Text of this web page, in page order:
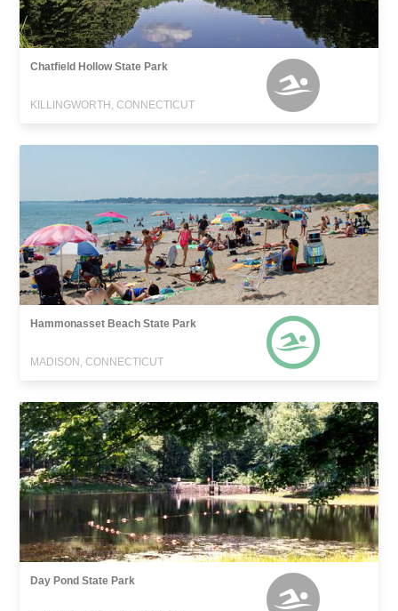
Chatfield Hollow State Park
KILLINGWORTH, CONNECTICUT
Hammonasset Beach State Park
MADISON, CONNECTICUT
Day Pond State Park